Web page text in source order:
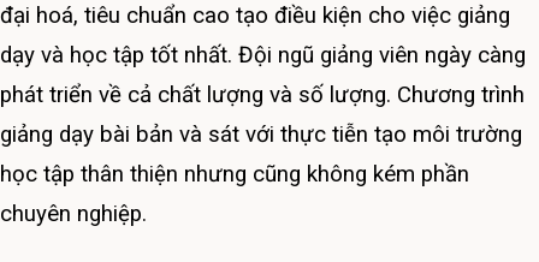
đại hoá, tiêu chuẩn cao tạo điều kiện cho việc giảng
dạy và học tập tốt nhất. Đội ngũ giảng viên ngày càng
phát triển về cả chất lượng và số lượng. Chương trình
giảng dạy bài bản và sát với thực tiễn tạo môi trường
học tập thân thiện nhưng cũng không kém phần
chuyên nghiệp.